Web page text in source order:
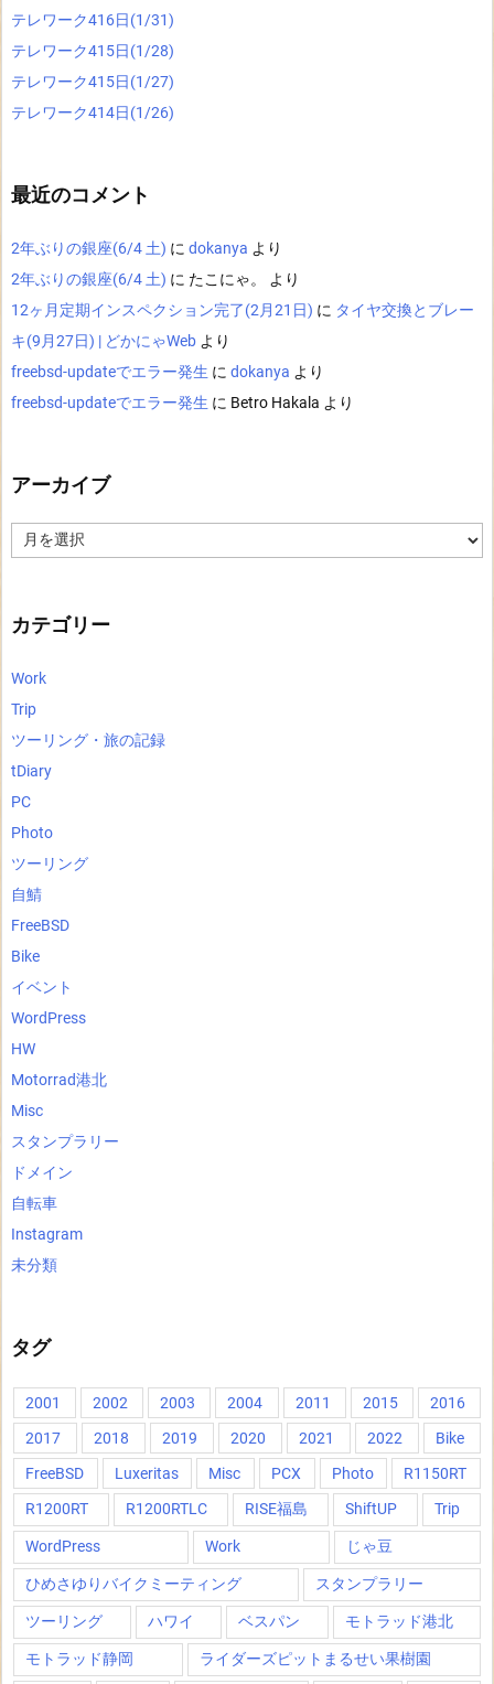
テレワーク416日(1/31)
テレワーク415日(1/28)
テレワーク415日(1/27)
テレワーク414日(1/26)
最近のコメント
2年ぶりの銀座(6/4 土) に dokanya より
2年ぶりの銀座(6/4 土) に たこにゃ。
より
12ヶ月定期インスペクション完了(2月21日) に タイヤ交換とブレー
キ(9月27日) | どかにゃWeb より
freebsd-updateでエラー発生 に dokanya より
freebsd-updateでエラー発生 に Betro Hakala より
アーカイブ
ー
カテゴリー
Work
Trip
ツーリング・旅の記録
tDiary
PC
Photo
ツーリング
自鯖
FreeBSD
Bike
イベント
WordPress
HW
Motorrad港北
Misc
スタンプラリー
ドメイン
自転車
Instagram
未分類
タグ
2001 2002 2003 2004 2011 2015
2016
2017
2018 2019 2020 2021 2022
Bike
FreeBSD
Luxeritas Misc PCX Photo
R1150RT
R1200RT
R1200RTLC RISE福島 ShiftUP Trip
WordPress Work じゃ豆
ひめさゆりバイクミーティング スタンプラリー
ツーリング ハワイ ベスパン モトラッド港北
モトラッド静岡 ライダーズピットまるせい果樹園